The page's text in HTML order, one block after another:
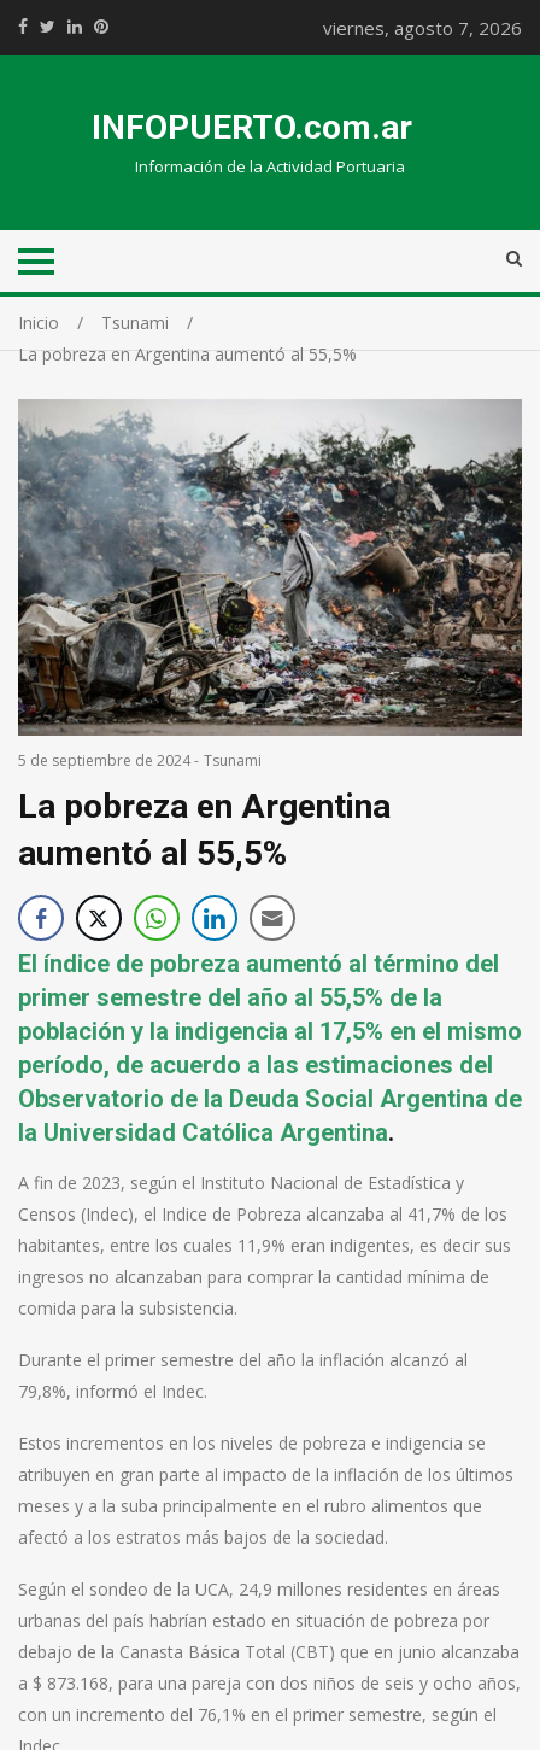
viernes, agosto 7, 2026
INFOPUERTO.com.ar
Información de la Actividad Portuaria
Inicio
Tsunami
La pobreza en Argentina aumentó al 55,5%
5 de septiembre de 2024- Tsunami
La pobreza en Argentina
aumentó al 55,5%
El índice de pobreza aumentó al término del
primer semestre del año al 55,5% de la
población y la indigencia al 17,5% en el mismo
período, de acuerdo a las estimaciones del
Observatorio de la Deuda Social Argentina de
la Universidad Católica Argentina.
A fin de 2023, según el Instituto Nacional de Estadística y
Censos (Indec), el Indice de Pobreza alcanzaba al 41,7% de los
habitantes, entre los cuales 11,9% eran indigentes, es decir sus
ingresos no alcanzaban para comprar la cantidad mínima de
comida para la subsistencia.
Durante el primer semestre del año la inflación alcanzó al
79,8%, informó el Indec.
Estos incrementos en los niveles de pobreza e indigencia se
atribuyen en gran parte al impacto de la inflación de los últimos
meses y a la suba principalmente en el rubro alimentos que
afectó a los estratos más bajos de la sociedad.
Según el sondeo de la UCA, 24,9 millones residentes en áreas
urbanas del país habrían estado en situación de pobreza por
debajo de la Canasta Básica Total (CBT) que en junio alcanzaba
a $ 873.168, para una pareja con dos niños de seis y ocho años,
con un incremento del 76,1% en el primer semestre, según el
Indec.